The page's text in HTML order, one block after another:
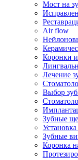
Мост на
Air flow
Коронки
Лечение
Выбор
Зубные
Установка
Зубные
Коронка